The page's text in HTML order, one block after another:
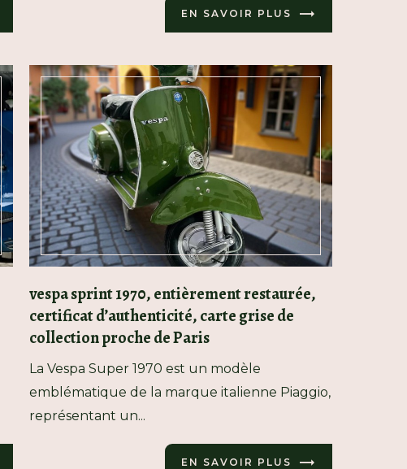
EN SAVOIR PLUS
vespa sprint 1970, entièrement restaurée,
certificat d’authenticité, carte grise de
collection proche de Paris
La Vespa Super 1970 est un modèle
emblématique de la marque italienne Piaggio,
représentant un...
EN SAVOIR PLUS